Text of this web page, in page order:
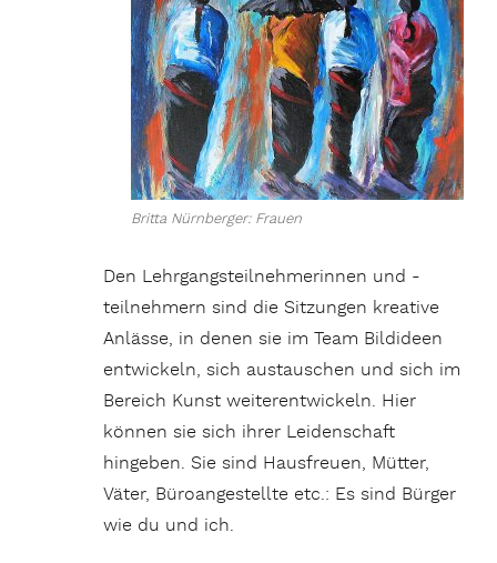
Britta Nürnberger: Frauen
Den Lehrgangsteilnehmerinnen und -
teilnehmern sind die Sitzungen kreative
Anlässe, in denen sie im Team Bildideen
entwickeln, sich austauschen und sich im
Bereich Kunst weiterentwickeln. Hier
können sie sich ihrer Leidenschaft
hingeben. Sie sind Hausfreuen, Mütter,
Väter, Büroangestellte etc.: Es sind Bürger
wie du und ich.